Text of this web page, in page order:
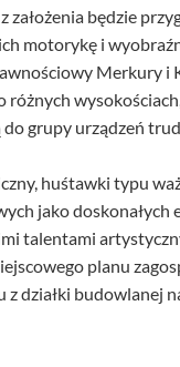
będzie
motorykę i
Merkury i
różnych
grupy urządzeń
huśtawki typu
jako doskonałych
talentami
planu
budowlanej